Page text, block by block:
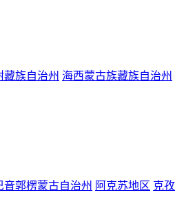
藏族自治州 海西蒙古族藏族自治州
音郭楞蒙古自治州 阿克苏地区 克